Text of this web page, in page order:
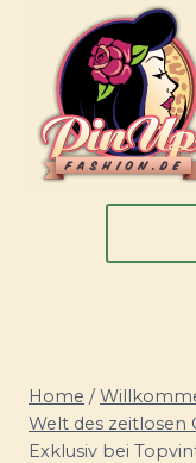
springen
Home /
Welt des zeitlosen
Exklusiv bei